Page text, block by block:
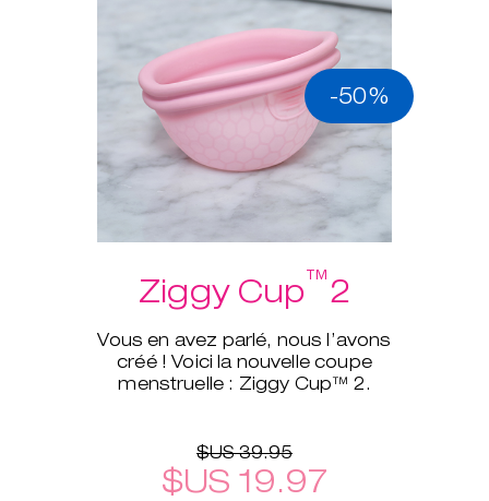
-50%
Ziggy Cup™2
Vous en avez parlé, nous l’avons
créé ! Voici la nouvelle coupe
menstruelle : Ziggy Cup™ 2.
$US 39.95
$US 19.97